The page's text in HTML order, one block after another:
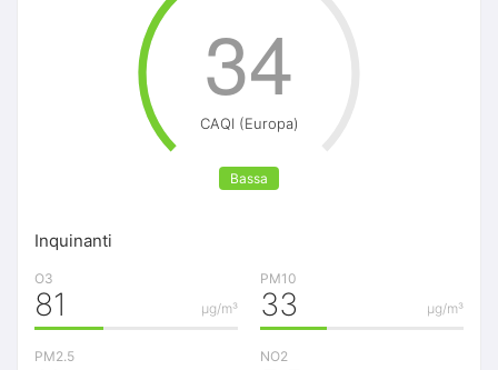
CAQI (Europa)
Bassa
34
Inquinanti
O3
μg/m³
81
PM10
μg/m³
33
PM2.5
NO2